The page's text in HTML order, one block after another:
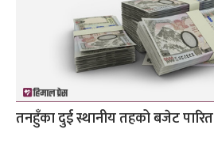
तनहुँका दुई स्थानीय तहको बजेट पारित